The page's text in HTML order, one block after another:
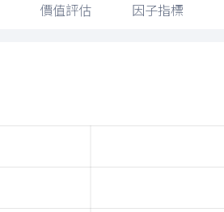
價值評估 因子指標